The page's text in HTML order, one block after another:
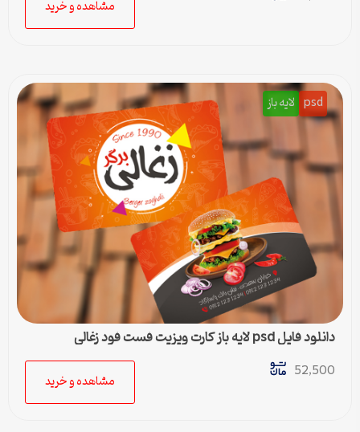
مشاهده و خرید
psd لایه باز
دانلود فایل psd لایه باز کارت ویزیت فست فود زغالی
52,500
مشاهده و خرید